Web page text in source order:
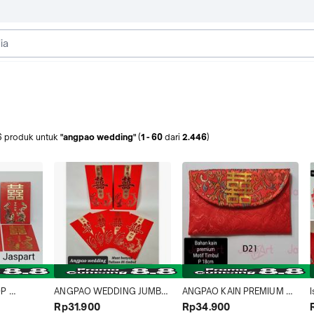
produk untuk "angpao wedding" (1 -60 dari 2.446)
ANGPAO WEDDING JUMBO
ANGPAO NIKAHAN ANGPAO
Rp31.900
ANGPAO KAIN PREMIUM
BENTUK DOMPET ANGPAO
Rp34.900